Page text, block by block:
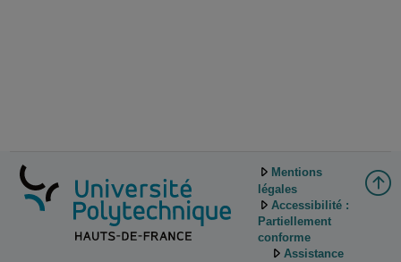
Mentions
légales
Accessibilité :
Partiellement
conforme
Assistance